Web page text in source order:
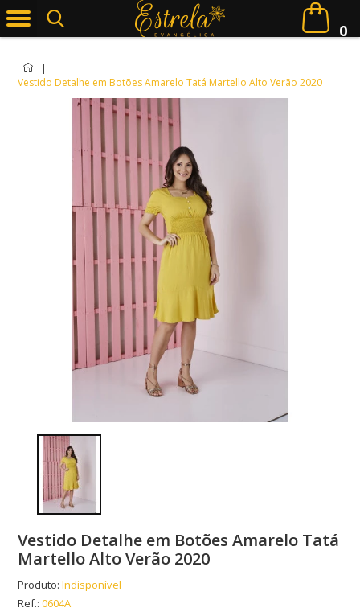
0
|
Vestido Detalhe em Botões Amarelo Tatá Martello Alto Verão 2020
Vestido Detalhe em Botões Amarelo Tatá
Martello Alto Verão 2020
Produto: Indisponível
Ref.:0604A